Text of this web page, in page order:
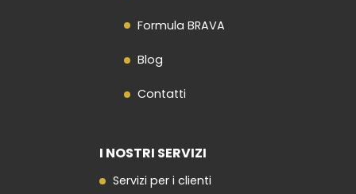
Formula BRAVA
Blog
Contatti
I NOSTRI SERVIZI
Servizi per i clienti